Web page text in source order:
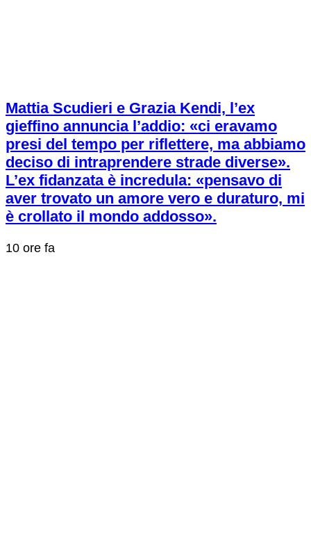
Mattia Scudieri e Grazia Kendi, l’ex
gieffino annuncia l’addio: «ci eravamo
presi del tempo per riflettere, ma abbiamo
deciso di intraprendere strade diverse».
L’ex fidanzata è incredula: «pensavo di
aver trovato un amore vero e duraturo, mi
è crollato il mondo addosso».
10 ore fa